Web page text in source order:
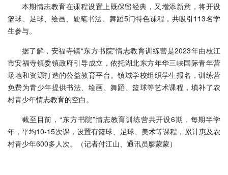
本期情志教育在课程设置上既保留经典，又增添新意，将开设
篮球、足球、绘画、硬笔书法、舞蹈5门特色课程，共吸引113名学
生参与。
据了解，安福寺镇“东方书院”情志教育训练营是2023年由枝江
市安福寺镇委镇政府引导成立，依托湖北东方年华三峡国际青年营
场地和资源打造的公益教育平台。镇域学校组织学生报名，训练营
免费为青少年提供书法、绘画、舞蹈、篮球等艺术课程，填补了农
村青少年情志教育的空白。
截至目前，“东方书院”情志教育训练营共开设6期，每期半学
年，平均10-15次课，设置有篮球、足球、美术等课程，累计惠及农
村青少年600多人次。（记者付江山、通讯员廖蒙蒙）